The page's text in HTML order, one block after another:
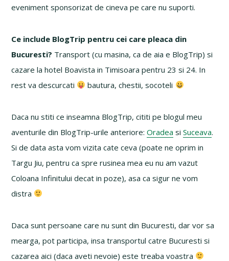
eveniment sponsorizat de cineva pe care nu suporti.
Ce include BlogTrip pentru cei care pleaca din
Bucuresti? Transport (cu masina, ca de aia e BlogTrip) si
cazare la hotel Boavista in Timisoara pentru 23 si 24. In
rest va descurcati
bautura, chestii, socoteli
Daca nu stiti ce inseamna BlogTrip, cititi pe blogul meu
aventurile din BlogTrip-urile anteriore:Oradea siSuceava.
Si de data asta vom vizita cate ceva (poate ne oprim in
Targu Jiu, pentru ca spre rusinea mea eu nu am vazut
Coloana Infinitului decat in poze), asa ca sigur ne vom
distra
Daca sunt persoane care nu sunt din Bucuresti, dar vor sa
mearga, pot participa, insa transportul catre Bucuresti si
cazarea aici (daca aveti nevoie) este treaba voastra